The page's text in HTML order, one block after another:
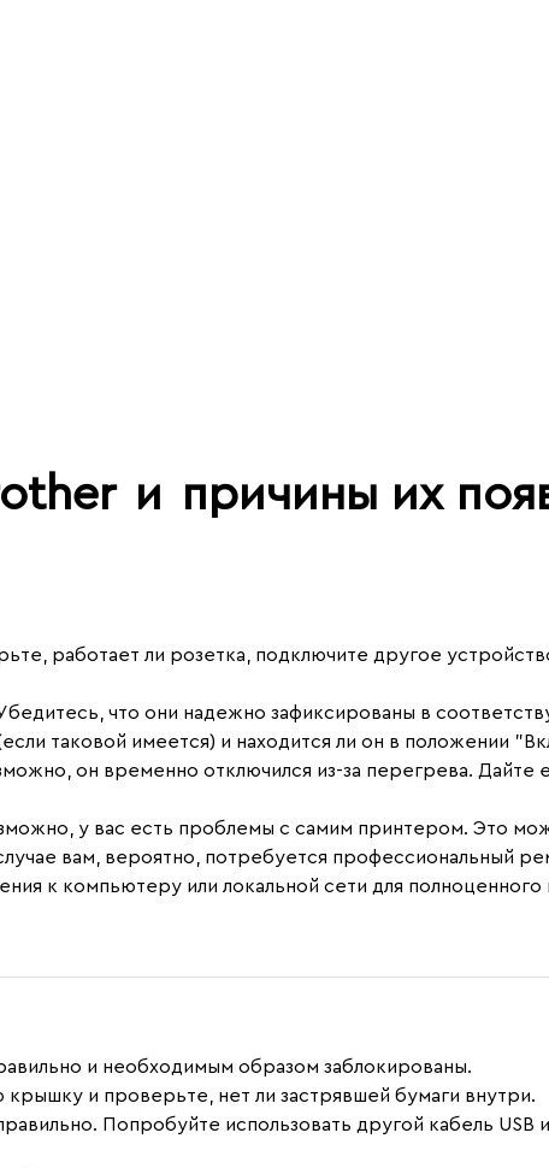
и причины их
работает ли розетка, подключите другое
что они надежно зафиксированы в
таковой имеется) и находится ли он в положении
он временно отключился из-за перегрева. Дайте
у вас есть проблемы с самим принтером. Это
вам, вероятно, потребуется профессиональный
к компьютеру или локальной сети для полноценного
и необходимым образом заблокированы.
и проверьте, нет ли застрявшей бумаги внутри.
Попробуйте использовать другой кабель USB